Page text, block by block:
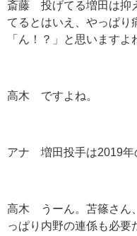
斎藤 投げてる増田は抑
てるとはいえ、やっぱり
「ん！？」と思いますよ
高木 ですよね。
アナ 増田投手は2019年
高木 うーん。苫篠さん
っぱり内野の連係も必要